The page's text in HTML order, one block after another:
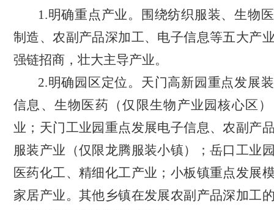
1.明确重点产业。围绕纺织服装、生物
制造、农副产品深加工、电子信息等五大产
强链招商，壮大主导产业。
2.明确园区定位。天门高新园重点发展
信息、生物医药（仅限生物产业园核心区
业；天门工业园重点发展电子信息、农副产
服装产业（仅限龙腾服装小镇）；岳口工业
医药化工、精细化工产业；小板镇重点发展
家居产业。其他乡镇在发展农副产品深加工